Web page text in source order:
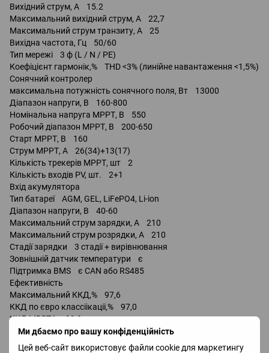
Ми дбаємо про вашу конфіденційність
Цей веб-сайт використовує файли cookie для маркетингу
Вихідний струм, А 15.2
Максимальний вихідний струм, А 22,7
Максимальний струм транзиту, А 25
Вихідна частота, Гц 50/60
Тип мережі 3 ф (L / N / PE)
Коефіцієнт гармонік,% THD <3% (линійне навантаження <1,5%)
Сонячний контролер
максимальна потужність сонячного поля, Вт 13000
Діапазон напруги, В 160-800
Номінальна напруга МРРТ, В 550
Робочий діапазон МРРТ, В 200-650
Старт МРРТ, В 160
Струм МРРТ, А 26(34)+13(17)
Кількість трекерів МРРТ, шт 2
Кількість входів PV, шт. 2+1
Вхід акумулятора
Тип батареї AGM, GEL, LiFePO4, Li-ion
Діапазон напруги, В 40-60
Максимальний струм зарядки, А 210
Максимальний струм розрядки, А 210
Стадії зарядки 3 стадії + вирівнювання
Зовнішній датчик температури є
Підтримка BMS є CAN або RS485
Ефективність
Максимальний ККД,% 97,6
ККД по євро классіікаціі,% 97,0
ККД MRRT,% 99,9
Температура експлуатації, С -25 … 60
Охолодження примусове